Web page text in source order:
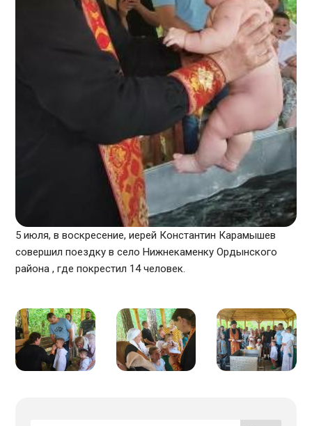
5 июля, в воскресение, иерей Константин Карамышев
совершил поездку в село Нижнекаменку Ордынского
района , где покрестил 14 человек.